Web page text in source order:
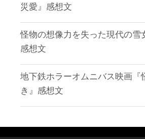
災愛』感想文
怪物の想像力を失った現代の雪
感想文
地下鉄ホラーオムニバス映画『
き』感想文